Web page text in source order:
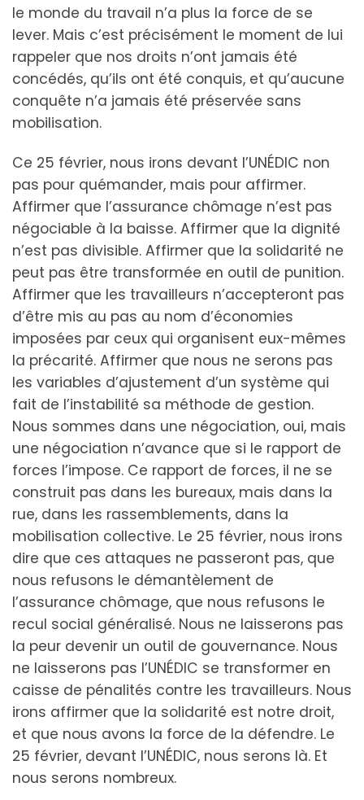
le monde du travail n’a plus la force de se
lever. Mais c’est précisément le moment de lui
rappeler que nos droits n’ont jamais été
concédés, qu’ils ont été conquis, et qu’aucune
conquête n’a jamais été préservée sans
mobilisation.
Ce 25 février, nous irons devant l’UNÉDIC non
pas pour quémander, mais pour affirmer.
Affirmer que l’assurance chômage n’est pas
négociable à la baisse. Affirmer que la dignité
n’est pas divisible. Affirmer que la solidarité ne
peut pas être transformée en outil de punition.
Affirmer que les travailleurs n’accepteront pas
d’être mis au pas au nom d’économies
imposées par ceux qui organisent eux-mêmes
la précarité. Affirmer que nous ne serons pas
les variables d’ajustement d’un système qui
fait de l’instabilité sa méthode de gestion.
Nous sommes dans une négociation, oui, mais
une négociation n’avance que si le rapport de
forces l’impose. Ce rapport de forces, il ne se
construit pas dans les bureaux, mais dans la
rue, dans les rassemblements, dans la
mobilisation collective. Le 25 février, nous irons
dire que ces attaques ne passeront pas, que
nous refusons le démantèlement de
l’assurance chômage, que nous refusons le
recul social généralisé. Nous ne laisserons pas
la peur devenir un outil de gouvernance. Nous
ne laisserons pas l’UNÉDIC se transformer en
caisse de pénalités contre les travailleurs. Nous
irons affirmer que la solidarité est notre droit,
et que nous avons la force de la défendre. Le
25 février, devant l’UNÉDIC, nous serons là. Et
nous serons nombreux.